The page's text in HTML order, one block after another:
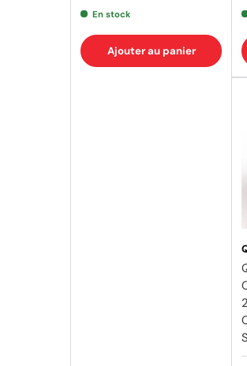
En stock
Ajouter au panier